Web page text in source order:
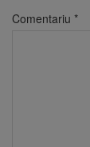
Comentariu *